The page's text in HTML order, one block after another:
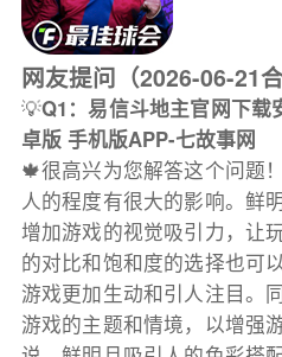
网友提问（2026-06-21合
💡Q1：易信斗地主官网下
卓版 手机版APP-七故事网
🍁很高兴为您解答这个问题
人的程度有很大的影响。鲜
增加游戏的视觉吸引力，让
的对比和饱和度的选择也可
游戏更加生动和引人注目。
游戏的主题和情境，以增强